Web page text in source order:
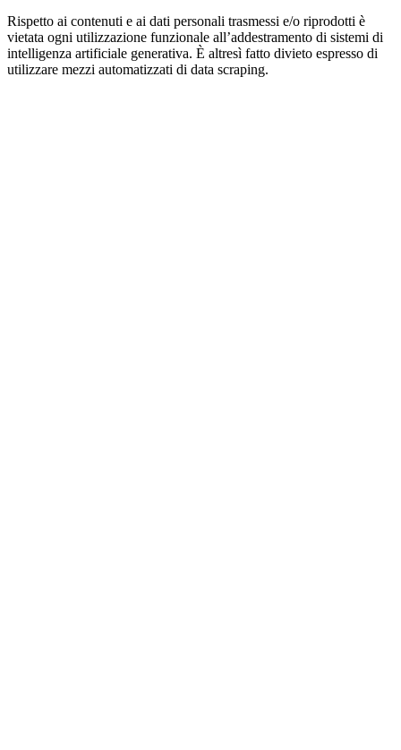
Rispetto ai contenuti e ai dati personali trasmessi e/o riprodotti è
vietata ogni utilizzazione funzionale all’addestramento di sistemi di
intelligenza artificiale generativa. È altresì fatto divieto espresso di
utilizzare mezzi automatizzati di data scraping.